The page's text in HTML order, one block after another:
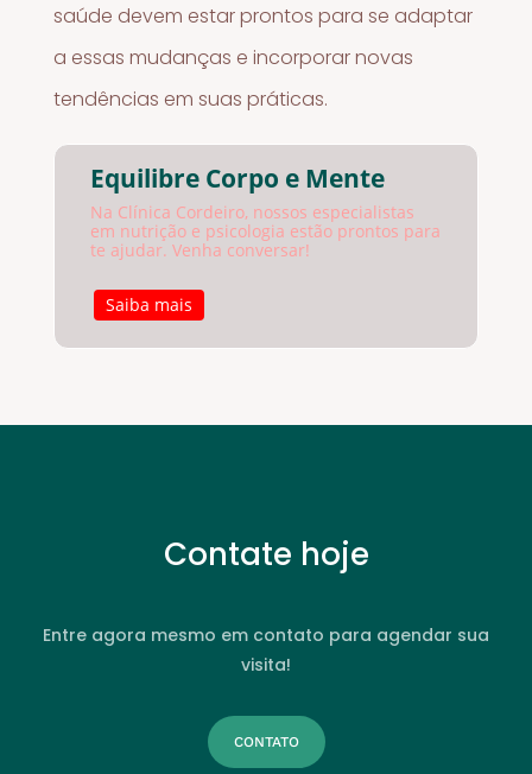
saúde devem estar prontos para se adaptar
a essas mudanças e incorporar novas
tendências em suas práticas.
Equilibre Corpo e Mente
Na Clínica Cordeiro, nossos especialistas
em nutrição e psicologia estão prontos para
te ajudar. Venha conversar!
Saiba mais
Contate hoje
Entre agora mesmo em contato para agendar sua
visita!
CONTATO